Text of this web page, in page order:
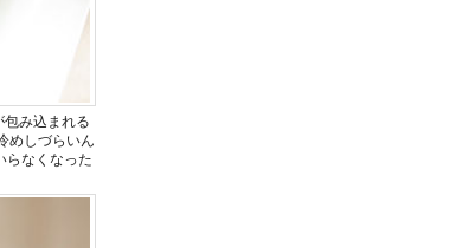
包み込まれる
めしづらいん
らなくなった